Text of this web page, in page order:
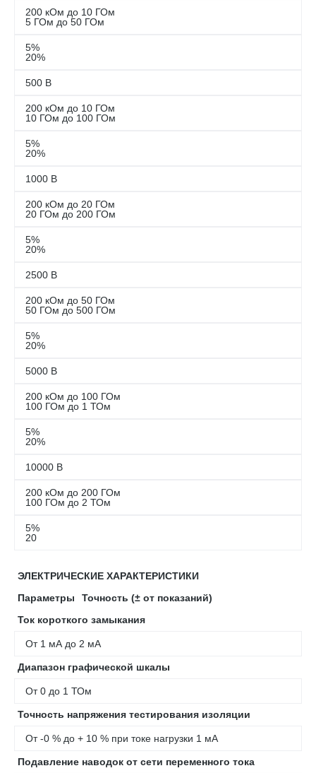
200 кОм до 10 ГОм
5 ГОм до 50 ГОм
5%
20%
500 В
200 кОм до 10 ГОм
10 ГОм до 100 ГОм
5%
20%
1000 В
200 кОм до 20 ГОм
20 ГОм до 200 ГОм
5%
20%
2500 В
200 кОм до 50 ГОм
50 ГОм до 500 ГОм
5%
20%
5000 В
200 кОм до 100 ГОм
100 ГОм до 1 ТОм
5%
20%
10000 В
200 кОм до 200 ГОм
100 ГОм до 2 ТОм
5%
20
ЭЛЕКТРИЧЕСКИЕ ХАРАКТЕРИСТИКИ
Параметры
Точность (± от показаний)
Ток короткого замыкания
От 1 мА до 2 мА
Диапазон графической шкалы
От 0 до 1 ТОм
Точность напряжения тестирования изоляции
От -0 % до + 10 % при токе нагрузки 1 мА
Подавление наводок от сети переменного тока